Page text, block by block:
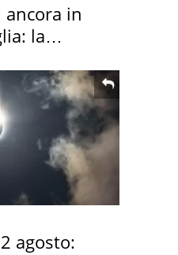
in
la
agosto: